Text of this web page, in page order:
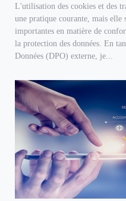
L'utilisation des cookies et des
une pratique courante, mais elle
importantes en matière de
la protection des données. En
Données (DPO) externe, je...